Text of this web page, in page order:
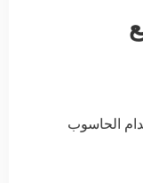
الحاسوب